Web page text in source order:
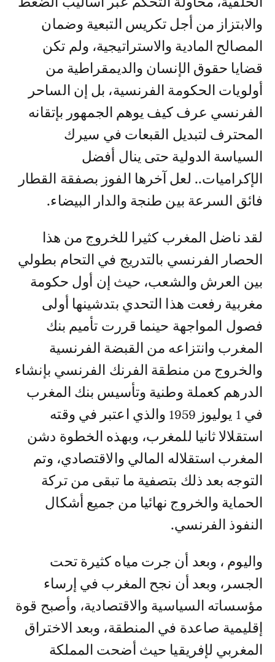
والابتزاز من أجل تكريس التبعية وضمان
المصالح المادية والاستراتيجية، ولم تكن
قضايا حقوق الإنسان والديمقراطية من
أولويات الحكومة الفرنسية، بل إن الساحر
الفرنسي عرف كيف يوهم الجمهور بإتقانه
المحترف لتبديل القبعات في سيرك
السياسة الدولية حتى ينال أفضل
الإكراميات.. لعل آخرها الفوز بصفقة القطار
فائق السرعة بين طنجة والدار البيضاء.
لقد ناضل المغرب كثيرا للخروج من هذا
الحصار الفرنسي بالتدريج في التحام بطولي
بين العرش والشعب، حيث إن أول حكومة
مغربية رفعت هذا التحدي بتدشينها أولى
فصول المواجهة حينما قررت تأميم بنك
المغرب وانتزاعه من القبضة الفرنسية
والخروج من منطقة الفرنك الفرنسي بإنشاء
الدرهم كعملة وطنية وتأسيس بنك المغرب
في 1 يوليوز 1959 والذي اعتبر في وقته
استقلالا ثانيا للمغرب، وبهذه الخطوة دشن
المغرب استقلاله المالي والاقتصادي، وتم
التوجه بعد ذلك بتصفية ما تبقى من تركة
الحماية والخروج نهائيا من جميع أشكال
النفوذ الفرنسي.
واليوم ، وبعد أن جرت مياه كثيرة تحت
الجسر، وبعد أن نجح المغرب في إرساء
مؤسساته السياسية والاقتصادية، وأصبح قوة
إقليمية صاعدة في المنطقة، وبعد الاختراق
المغربي لإفريقيا حيث أضحت المملكة